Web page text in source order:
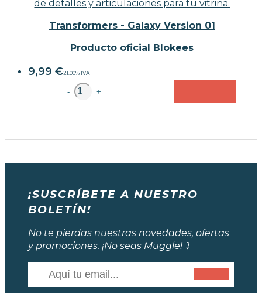
de detalles y articulaciones para tu vitrina.
Transformers - Galaxy Version 01
Producto oficial Blokees
9,99 €21.00% IVA
- +
¡SUSCRÍBETE A NUESTRO
BOLETÍN!
No te pierdas nuestras novedades, ofertas
y promociones. ¡No seas Muggle! ⤵️